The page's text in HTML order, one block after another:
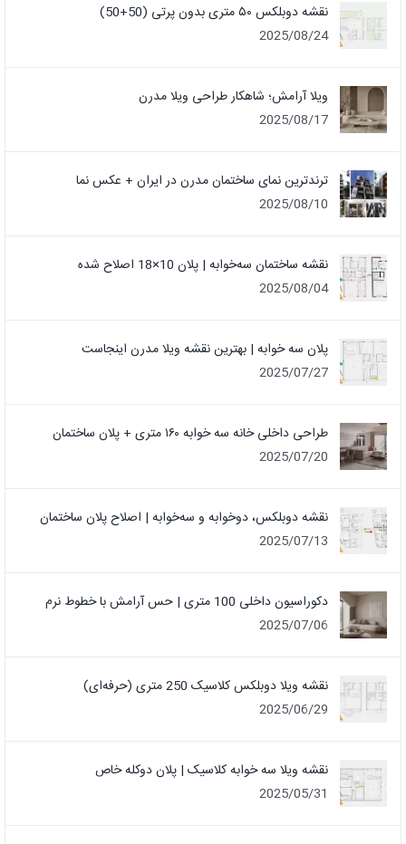
نقشه دوبلکس ۵۰ متری بدون پرتی (50+50)
2025/08/24
ویلا آرامش؛ شاهکار طراحی ویلا مدرن
2025/08/17
ترندترین نمای ساختمان مدرن در ایران + عکس نما
2025/08/10
نقشه ساختمان سه‌خوابه | پلان 10×18 اصلاح شده
2025/08/04
پلان سه خوابه | بهترین نقشه ویلا مدرن اینجاست
2025/07/27
طراحی داخلی خانه سه خوابه ۱۶۰ متری + پلان ساختمان
2025/07/20
نقشه دوبلکس، دوخوابه و سه‌خوابه | اصلاح پلان ساختمان
2025/07/13
دکوراسیون داخلی 100 متری | حس آرامش با خطوط نرم
2025/07/06
نقشه ویلا دوبلکس کلاسیک 250 متری (حرفه‌ای)
2025/06/29
نقشه ویلا سه خوابه کلاسیک | پلان دوکله خاص
2025/05/31